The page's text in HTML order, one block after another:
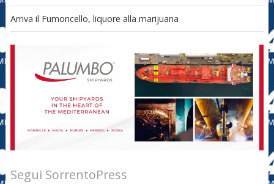
Arriva il Fumoncello, liquore alla marijuana
Segui SorrentoPress